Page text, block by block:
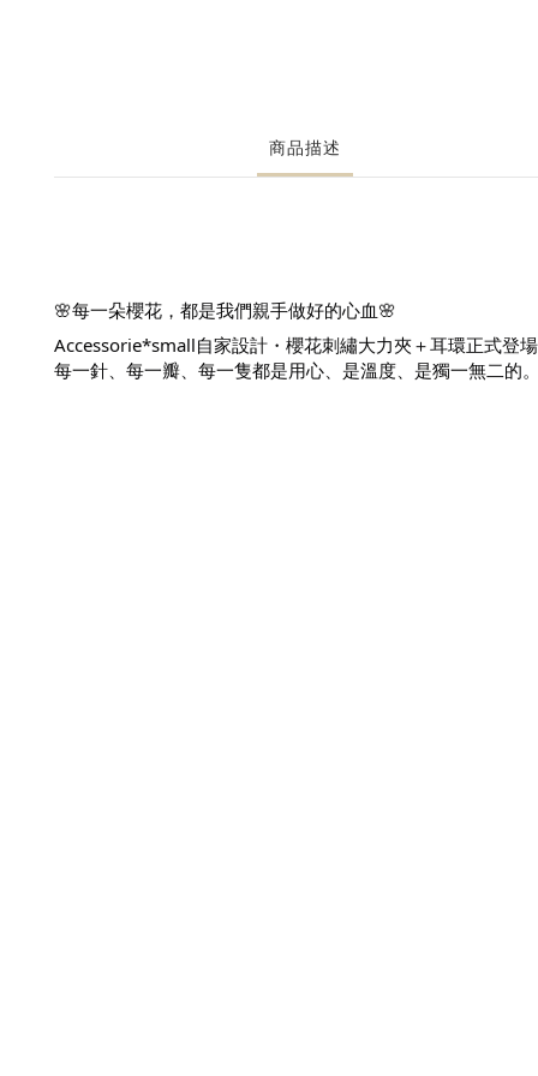
商品描述
🌸每一朵櫻花，都是我們親手做好的心血🌸
Accessorie*small自家設計・櫻花刺繡大力夾＋耳環正式登
每一針、每一瓣、每一隻都是用心、是溫度、是獨一無二的